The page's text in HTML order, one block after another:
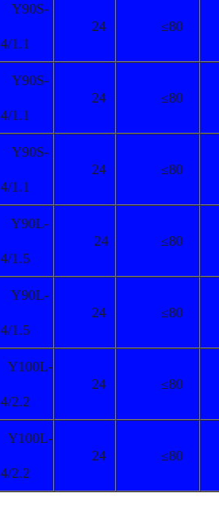
Y90S-
4/1.1
24 ≤80
Y90S-
4/1.1
24 ≤80
Y90S-
4/1.1
24 ≤80
Y90L-
4/1.5
24 ≤80
Y90L-
4/1.5
24 ≤80
Y100L-
4/2.2
24 ≤80
Y100L-
4/2.2
24 ≤80